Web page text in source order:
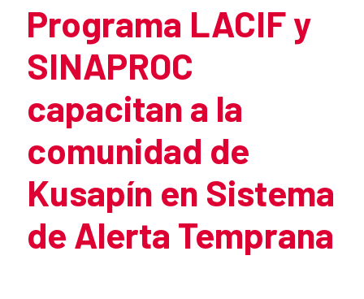
News content
Programa LACIF y
SINAPROC
capacitan a la
comunidad de
Kusapín en Sistema
de Alerta Temprana